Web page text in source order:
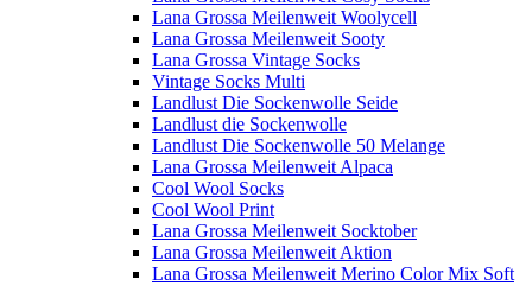
Lana Grossa Meilenweit Woolycell
Lana Grossa Meilenweit Sooty
Lana Grossa Vintage Socks
Vintage Socks Multi
Landlust Die Sockenwolle Seide
Landlust die Sockenwolle
Landlust Die Sockenwolle 50 Melange
Lana Grossa Meilenweit Alpaca
Cool Wool Socks
Cool Wool Print
Lana Grossa Meilenweit Socktober
Lana Grossa Meilenweit Aktion
Lana Grossa Meilenweit Merino Color Mix Soft